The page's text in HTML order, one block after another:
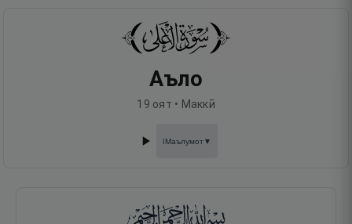
Аъло
19 оят • Маккӣ
ℹ️Маълумот▼